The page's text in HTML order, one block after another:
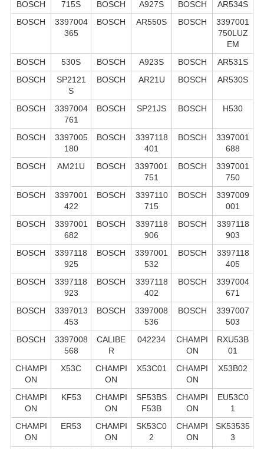
BOSCH 715S BOSCH A927S BOSCH
AR534S
BOSCH
3397004
365
BOSCH AR550S BOSCH
3397001
750LUZ
EM
BOSCH
530S BOSCH A923S BOSCH
AR531S
BOSCH
SP2121
S
BOSCH AR21U BOSCH AR530S
BOSCH
3397004
761
BOSCH SP21JS BOSCH H530
BOSCH
3397005
180
BOSCH
3397118
401
BOSCH
3397001
688
BOSCH
AM21U BOSCH
3397001
751
BOSCH
3397001
750
BOSCH
3397001
422
BOSCH
3397110
715
BOSCH
3397009
001
BOSCH
3397001
682
BOSCH
3397118
906
BOSCH
3397118
903
BOSCH
3397118
925
BOSCH
3397001
532
BOSCH
3397118
405
BOSCH
3397118
923
BOSCH
3397118
402
BOSCH
3397004
671
BOSCH
3397013
453
BOSCH
3397008
536
BOSCH
3397007
503
BOSCH
3397008
568
CALIBE
R
042234
CHAMPI
ON
RXU53B
01
CHAMPI
ON
X53C
CHAMPI
ON
X53C01
CHAMPI
ON
X53B02
CHAMPI
ON
KF53
CHAMPI
ON
SF53BS
F53B
CHAMPI
ON
EU53C0
1
CHAMPI
ON
ER53
CHAMPI
ON
SK53C0
2
CHAMPI
ON
SK53535
3